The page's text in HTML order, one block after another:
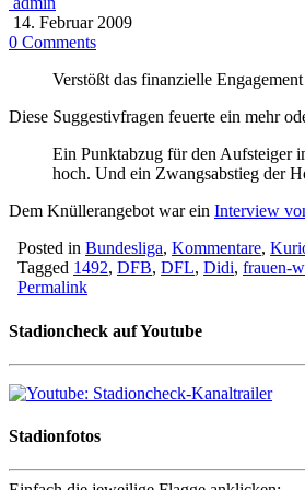
14. Februar 2009
0 Comments
Verstößt das finanzielle
Diese Suggestivfragen feuerte ein mehr
Ein Punktabzug für den Aufsteiger
hoch. Und ein Zwangsabstieg der
Dem Knüllerangebot war ein Interview
Posted in Bundesliga, Kommentare,
Tagged 1492, DFB, DFL, Didi, frauen-
Permalink
Stadioncheck auf Youtube
Stadionfotos